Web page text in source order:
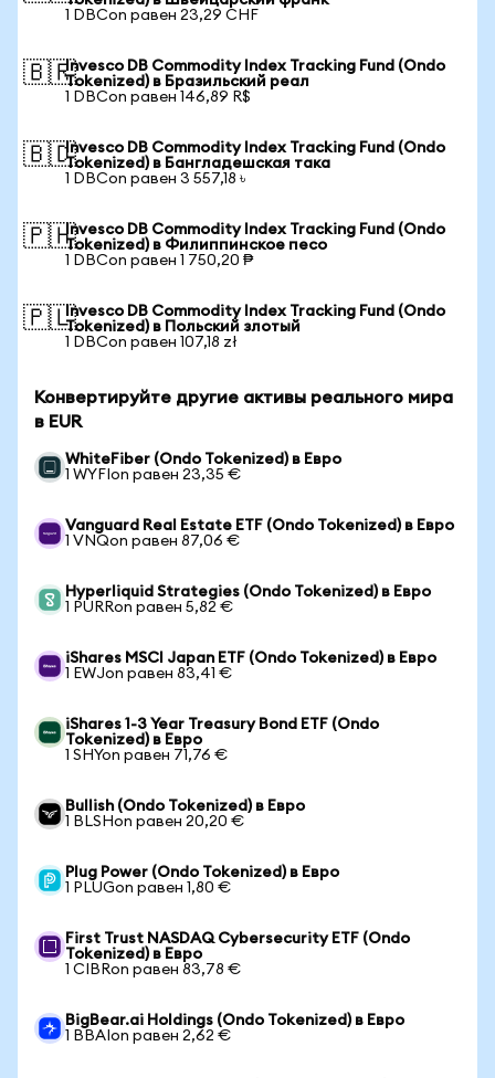
1 DBCon равен 23,29 CHF
🇧🇷Invesco DB Commodity Index Tracking Fund (Ondo
Tokenized) в Бразильский реал
1 DBCon равен 146,89 R$
🇧🇩Invesco DB Commodity Index Tracking Fund (Ondo
Tokenized) в Бангладешская така
1 DBCon равен 3 557,18 ৳
🇵🇭Invesco DB Commodity Index Tracking Fund (Ondo
Tokenized) в Филиппинское песо
1 DBCon равен 1 750,20 ₱
🇵🇱Invesco DB Commodity Index Tracking Fund (Ondo
Tokenized) в Польский злотый
1 DBCon равен 107,18 zł
Конвертируйте другие активы реального мира
в EUR
WhiteFiber (Ondo Tokenized) в Евро
1 WYFIon равен 23,35 €
Vanguard Real Estate ETF (Ondo Tokenized) в Евро
1 VNQon равен 87,06 €
Hyperliquid Strategies (Ondo Tokenized) в Евро
1 PURRon равен 5,82 €
iShares MSCI Japan ETF (Ondo Tokenized) в Евро
1 EWJon равен 83,41 €
iShares 1-3 Year Treasury Bond ETF (Ondo
Tokenized) в Евро
1 SHYon равен 71,76 €
Bullish (Ondo Tokenized) в Евро
1 BLSHon равен 20,20 €
Plug Power (Ondo Tokenized) в Евро
1 PLUGon равен 1,80 €
First Trust NASDAQ Cybersecurity ETF (Ondo
Tokenized) в Евро
1 CIBRon равен 83,78 €
BigBear.ai Holdings (Ondo Tokenized) в Евро
1 BBAIon равен 2,62 €